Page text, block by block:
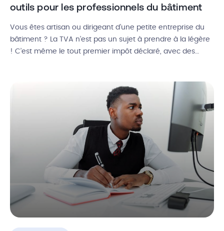
outils pour les professionnels du bâtiment
Vous êtes artisan ou dirigeant d’une petite entreprise du
bâtiment ? La TVA n’est pas un sujet à prendre à la légère
! C’est même le tout premier impôt déclaré, avec des